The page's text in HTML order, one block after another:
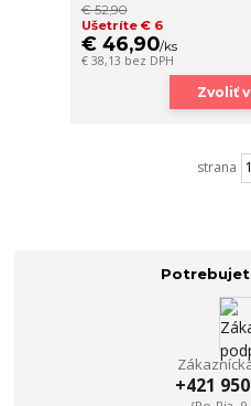
€ 52,90
Ušetríte € 6
€ 46,90/ks
€ 38,13 bez DPH
Zvoliť
strana
+421